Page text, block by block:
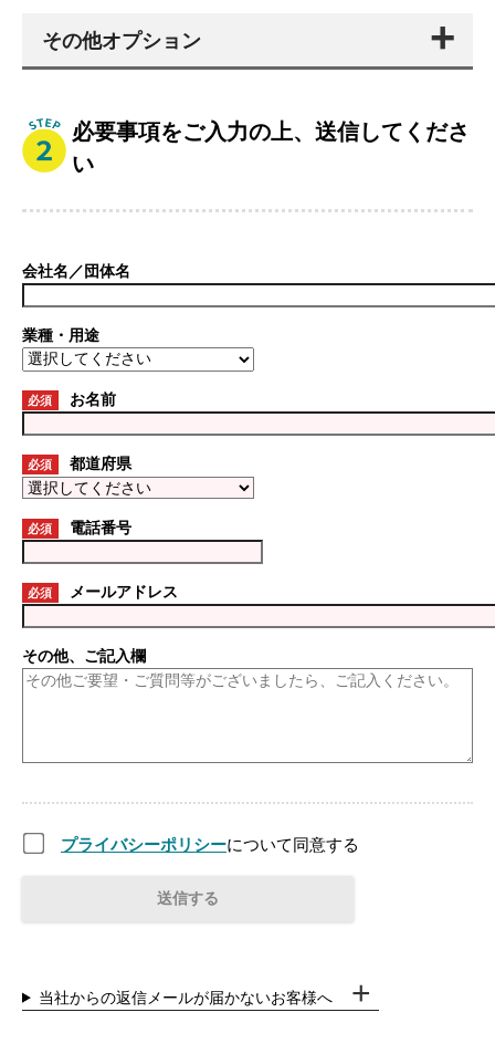
その他オプション
必要事項をご入力の上、送信してくださ
い
会社名／団体名
業種・用途
必須 お名前
必須 都道府県
必須 電話番号
必須 メールアドレス
その他、ご記入欄
プライバシーポリシーについて同意する
当社からの返信メールが届かないお客様へ